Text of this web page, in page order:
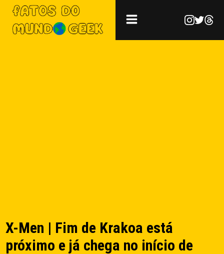
X-Men | Fim de Krakoa está
próximo e já chega no início de